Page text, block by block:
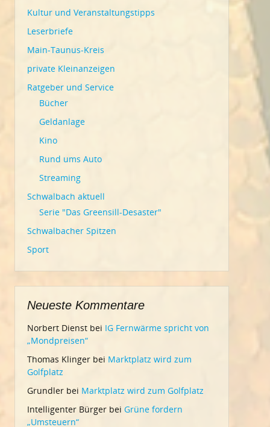
Kultur und Veranstaltungstipps
Leserbriefe
Main-Taunus-Kreis
private Kleinanzeigen
Ratgeber und Service
Bücher
Geldanlage
Kino
Rund ums Auto
Streaming
Schwalbach aktuell
Serie "Das Greensill-Desaster"
Schwalbacher Spitzen
Sport
Neueste Kommentare
Norbert Dienst bei IG Fernwärme spricht von
„Mondpreisen“
Thomas Klinger bei Marktplatz wird zum
Golfplatz
Grundler bei Marktplatz wird zum Golfplatz
Intelligenter Bürger bei Grüne fordern
„Umsteuern“